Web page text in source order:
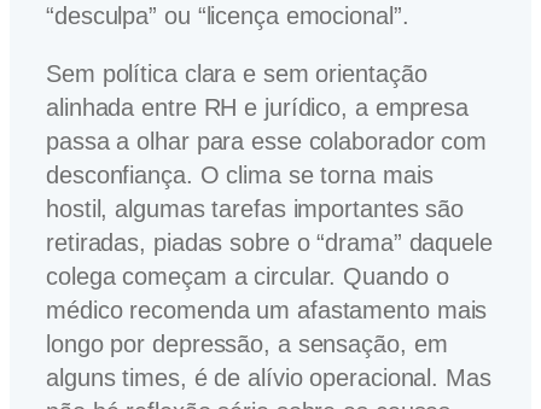
“desculpa” ou “licença emocional”.
Sem política clara e sem orientação
alinhada entre RH e jurídico, a empresa
passa a olhar para esse colaborador com
desconfiança. O clima se torna mais
hostil, algumas tarefas importantes são
retiradas, piadas sobre o “drama” daquele
colega começam a circular. Quando o
médico recomenda um afastamento mais
longo por depressão, a sensação, em
alguns times, é de alívio operacional. Mas